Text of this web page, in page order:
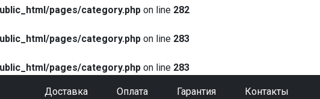
pages/category.php on line 282
pages/category.php on line 283
pages/category.php on line 283
Доставка Оплата Гарантия Контакты